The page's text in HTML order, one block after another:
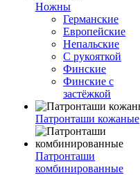
Ножны
Германские
Европейские
Непальские
С рукояткой
Финские
Финские с
застёжкой
Патронташи кожаные
Патронташи
комбинированные